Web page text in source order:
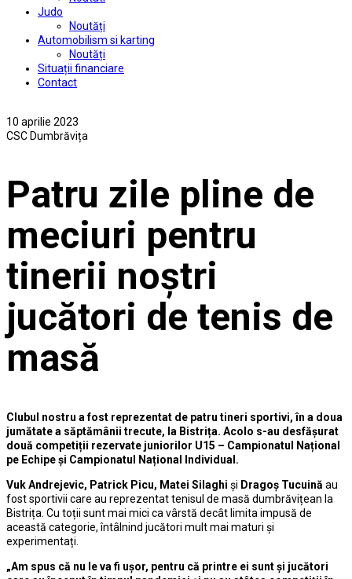
Judo
Noutăți
Automobilism si karting
Noutăți
Situații financiare
Contact
10 aprilie 2023
CSC Dumbrăvița
Patru zile pline de
meciuri pentru
tinerii noștri
jucători de tenis de
masă
Clubul nostru a fost reprezentat de patru tineri sportivi, în a doua
jumătate a săptămânii trecute, la Bistrița. Acolo s-au desfășurat
două competiții rezervate juniorilor U15 – Campionatul Național
pe Echipe și Campionatul Național Individual.
Vuk Andrejevic, Patrick Picu, Matei Silaghi și Dragoș Tucuină au
fost sportivii care au reprezentat tenisul de masă dumbrăvițean la
Bistrița. Cu toții sunt mai mici ca vârstă decât limita impusă de
această categorie, întâlnind jucători mult mai maturi și
experimentați.
„Am spus că nu le va fi ușor, pentru că printre ei sunt și jucători